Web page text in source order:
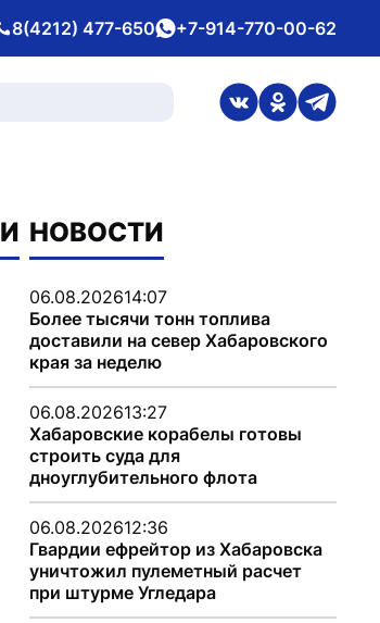
8(4212) 477-650whatsApp
+7-914-770-00-62
ссылка на
ссылка на
НОВОСТИ
06.08.202614:07
Более тысячи тонн топлива
доставили на север Хабаровского
края за неделю
06.08.202613:27
Хабаровские корабелы готовы
строить суда для
дноуглубительного флота
06.08.202612:36
Гвардии ефрейтор из Хабаровска
уничтожил пулеметный расчет
при штурме Угледара